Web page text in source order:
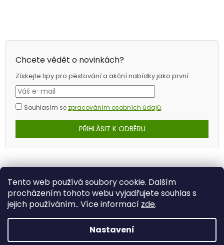
Tento web používá soubory cookie. Dalším
procházením tohoto webu vyjadřujete souhlas s
jejich používáním.. Více informací zde.
Nastavení
Chcete vědět o novinkách?
Získejte tipy pro pěstování a akční nabídky jako první.
Souhlasím se zpracováním osobních údajů.
PŘIHLÁSIT K ODBĚRU
Vytvořil Shoptet